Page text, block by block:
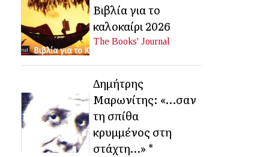
Βιβλία για το
καλοκαίρι 2026
The Books' Journal
Δημήτρης
Μαρωνίτης: «…σαν
τη σπίθα
κρυμμένος στη
στάχτη…» *